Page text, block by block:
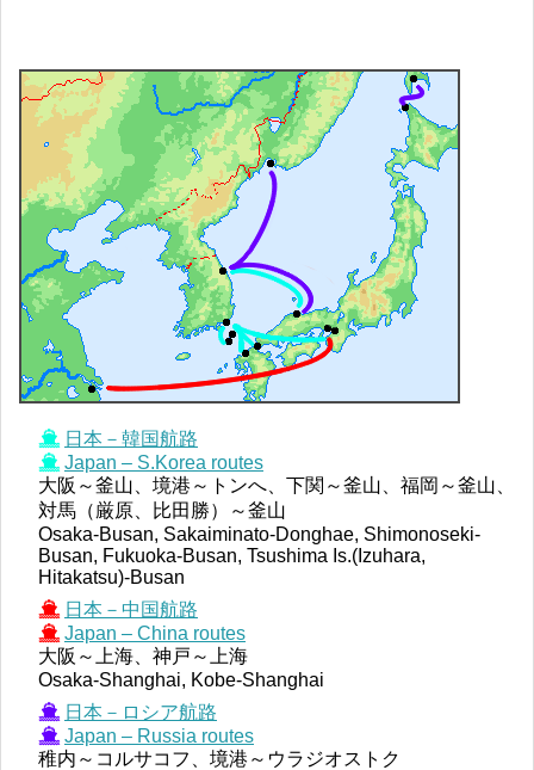
日本－韓国航路
Japan – S.Korea routes
大阪～釜山、境港～トンへ、下関～釜山、福岡～釜山、
対馬（厳原、比田勝）～釜山
Osaka-Busan, Sakaiminato-Donghae, Shimonoseki-
Busan, Fukuoka-Busan, Tsushima Is.(Izuhara,
Hitakatsu)-Busan
日本－中国航路
Japan – China routes
大阪～上海、神戸～上海
Osaka-Shanghai, Kobe-Shanghai
日本－ロシア航路
Japan – Russia routes
稚内～コルサコフ、境港～ウラジオストク